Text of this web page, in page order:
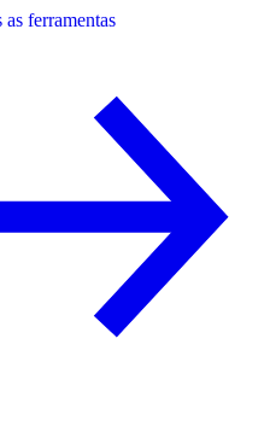
ferramentas